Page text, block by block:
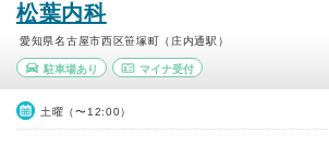
松葉内科
愛知県名古屋市西区笹塚町（庄内通駅）
駐車場あり マイナ受付
土曜（〜12:00）